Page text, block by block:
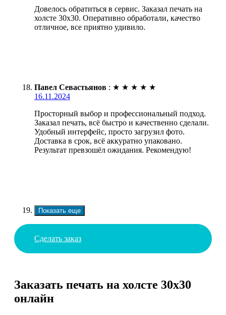
Довелось обратиться в сервис. Заказал печать на
холсте 30х30. Оперативно обработали, качество
отличное, все приятно удивило.
Павел Севастьянов : ★ ★ ★ ★ ★
16.11.2024
Просторный выбор и профессиональный подход.
Заказал печать, всё быстро и качественно сделали.
Удобный интерфейс, просто загрузил фото.
Доставка в срок, всё аккуратно упаковано.
Результат превзошёл ожидания. Рекомендую!
Показать еще
Сделать заказ
Заказать печать на холсте 30х30
онлайн